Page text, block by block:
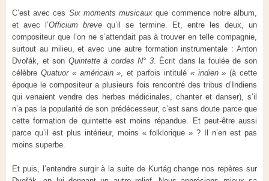
C’est avec ces Six moments musicauxque commence notre album,
et avec l’Officium brevequ’il se termine. Et, entre les deux, un
compositeur que l’on ne s’attendait pas à trouver en telle compagnie,
surtout au milieu, et avec une autre formation instrumentale : Anton
Dvořák, et son Quintette à cordes N° 3. Écrit dans la foulée de son
célèbre Quatuor « américain » , et parfois intitulé « indien » (à cette
époque le compositeur a plusieurs fois rencontré des tribus d’Indiens
qui venaient vendre des herbes médicinales, chanter et danser), s’il
n’a pas la popularité de son prédécesseur, c’est sans doute parce que
cette formation de quintette est moins répandue. Et peut-être aussi
parce qu’il est plus intérieur, moins « folklorique » ? Il n’en est pas
moins superbe.
Et puis, l’entendre surgir à la suite de Kurtág change nos repères sur